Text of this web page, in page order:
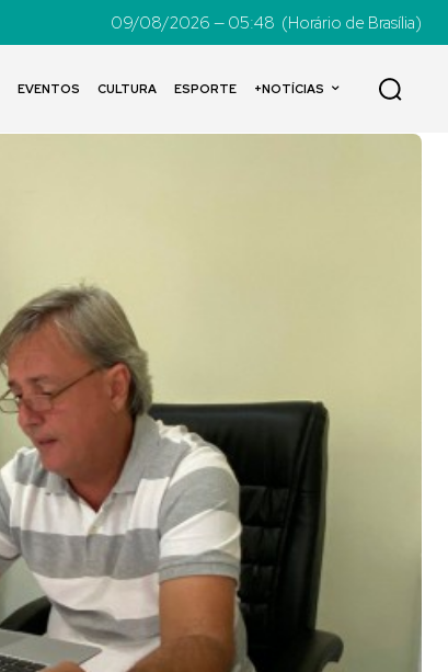
09/08/2026 — 05:48 (Horário de Brasília)
EVENTOS CULTURA ESPORTE +NOTÍCIAS